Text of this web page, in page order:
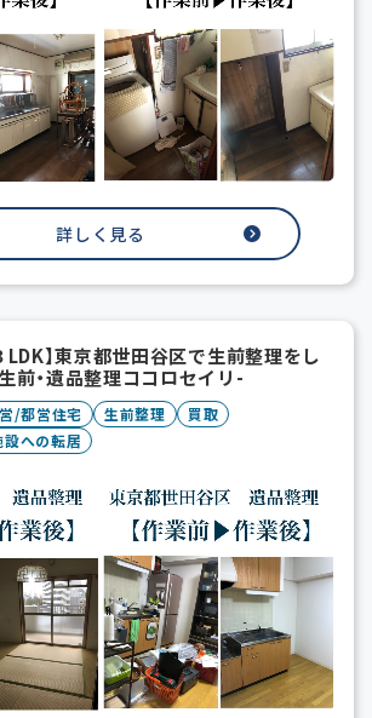
詳しく見る
LDK】東京都世田谷区で生前整理をし
前・遺品整理ココロセイリ-
/都営住宅 生前整理
買取
への転居